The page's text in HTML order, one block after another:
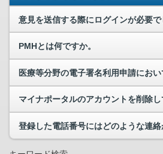
PMHとは何ですか。
登録した電話番号にはどのような連絡